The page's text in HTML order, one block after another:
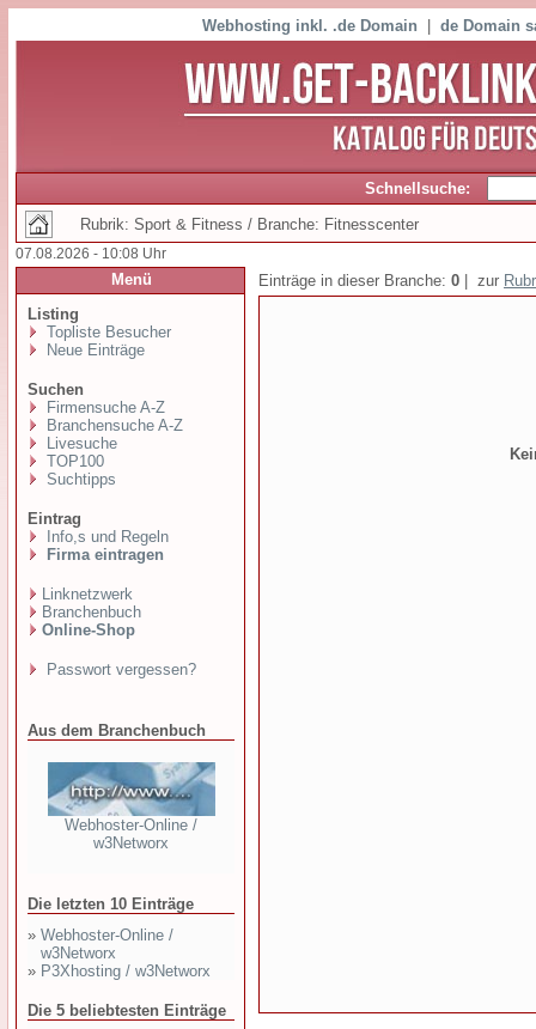
Webhosting inkl. .de Domain de Domain
Schnellsuche:
Rubrik: Sport & Fitness / Branche: Fitnesscenter
07.08.2026 - 10:08 Uhr
Menü
Listing
Topliste Besucher
Neue Einträge
Suchen
Firmensuche A-Z
Branchensuche A-Z
Livesuche
TOP100
Suchtipps
Eintrag
Info,s und Regeln
Firma eintragen
Linknetzwerk
Branchenbuch
Online-Shop
Passwort vergessen?
Aus dem Branchenbuch
Webhoster-Online /
w3Networx
Die letzten 10 Einträge
» Webhoster-Online /
w3Networx
» P3Xhosting / w3Networx
Die 5 beliebtesten Einträge
Einträge in dieser Branche: 0 | zur